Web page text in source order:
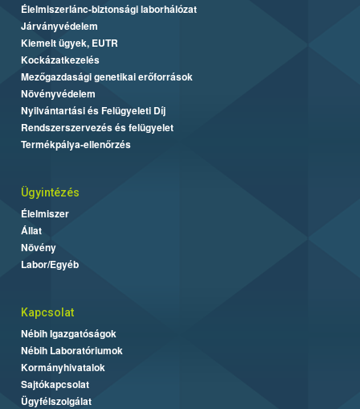
Élelmiszerlánc-biztonsági laborhálózat
Járványvédelem
Kiemelt ügyek, EUTR
Kockázatkezelés
Mezőgazdasági genetikai erőforrások
Növényvédelem
Nyilvántartási és Felügyeleti Díj
Rendszerszervezés és felügyelet
Termékpálya-ellenőrzés
Ügyintézés
Élelmiszer
Állat
Növény
Labor/Egyéb
Kapcsolat
Nébih Igazgatóságok
Nébih Laboratóriumok
Kormányhivatalok
Sajtókapcsolat
Ügyfélszolgálat